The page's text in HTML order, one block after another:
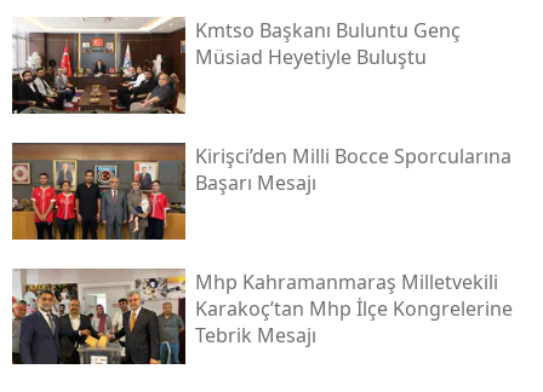
Kmtso Başkanı Buluntu Genç
Müsi̇ad Heyetiyle Buluştu
Kirişci’den Milli Bocce Sporcularına
Başarı Mesajı
Mhp Kahramanmaraş Milletvekili
Karakoç’tan Mhp İlçe Kongrelerine
Tebrik Mesajı